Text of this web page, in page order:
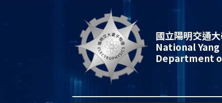
國立陽明交通
National
Department